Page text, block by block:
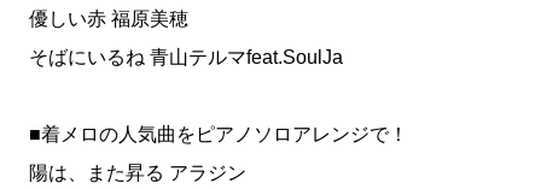
優しい赤 福原美穂
そばにいるね 青山テルマfeat.SoulJa
■着メロの人気曲をピアノソロアレンジで！
陽は、また昇る アラジン